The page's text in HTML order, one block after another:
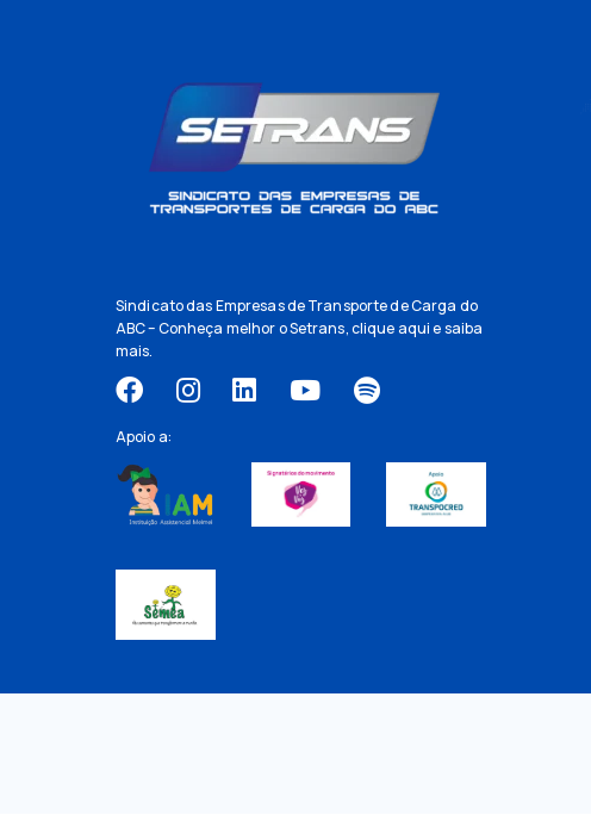
Sindicato das Empresas de Transporte de Carga do
ABC – Conheça melhor o Setrans,clique aquie saiba
mais.
Apoio a: